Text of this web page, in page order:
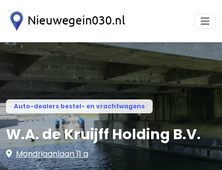
Auto-dealers bestel- en vrachtwagens
W.A. de Kruijff Holding B.V.
Mondriaanlaan 11 a